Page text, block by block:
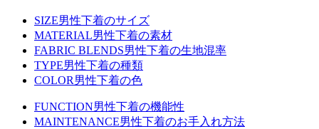
SIZE男性下着のサイズ
MATERIAL男性下着の素材
FABRIC BLENDS男性下着の生地混率
TYPE男性下着の種類
COLOR男性下着の色
FUNCTION男性下着の機能性
MAINTENANCE男性下着のお手入れ方法